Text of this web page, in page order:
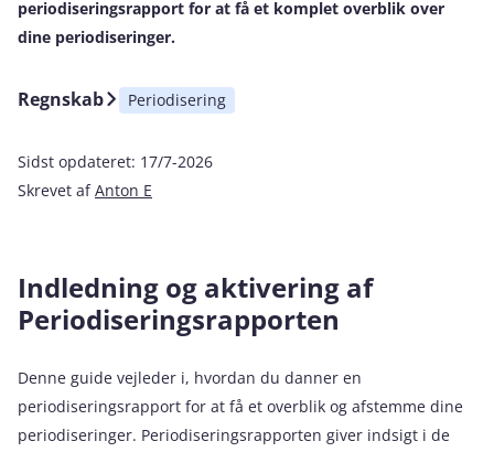
periodiseringsrapport for at få et komplet overblik over
dine periodiseringer.
Regnskab Periodisering
Sidst opdateret: 17/7-2026
Skrevet afAnton E
Indledning og aktivering af
Periodiseringsrapporten
Denne guide vejleder i, hvordan du danner en
periodiseringsrapport for at få et overblik og afstemme dine
periodiseringer. Periodiseringsrapporten giver indsigt i de